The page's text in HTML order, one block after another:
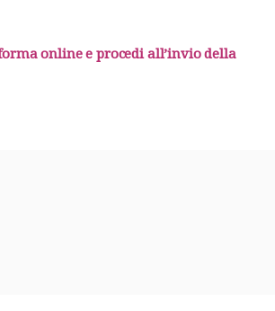
online e procedi all’invio della